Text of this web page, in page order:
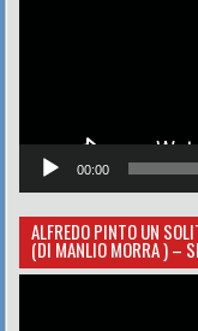
00:00
ALFREDO PINTO UN
(DI MANLIO MORRA ) –